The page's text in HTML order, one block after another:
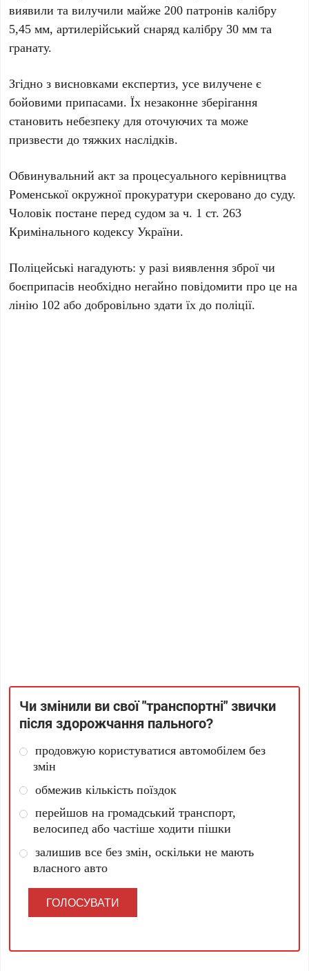
виявили та вилучили майже 200 патронів калібру
5,45 мм, артилерійський снаряд калібру 30 мм та
гранату.
Згідно з висновками експертиз, усе вилучене є
бойовими припасами. Їх незаконне зберігання
становить небезпеку для оточуючих та може
призвести до тяжких наслідків.
Обвинувальний акт за процесуального керівництва
Роменської окружної прокуратури скеровано до суду.
Чоловік постане перед судом за ч. 1 ст. 263
Кримінального кодексу України.
Поліцейські нагадують: у разі виявлення зброї чи
боєприпасів необхідно негайно повідомити про це на
лінію 102 або добровільно здати їх до поліції.
Чи змінили ви свої "транспортні" звички
після здорожчання пального?
продовжую користуватися автомобілем без
змін
обмежив кількість поїздок
перейшов на громадський транспорт,
велосипед або частіше ходити пішки
залишив все без змін, оскільки не мають
власного авто